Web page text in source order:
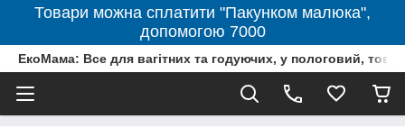
Товари можна сплатити "Пакунком малюка",
допомогою 7000
ЕкоМама: Все для вагітних та годуючих, у пологовий,